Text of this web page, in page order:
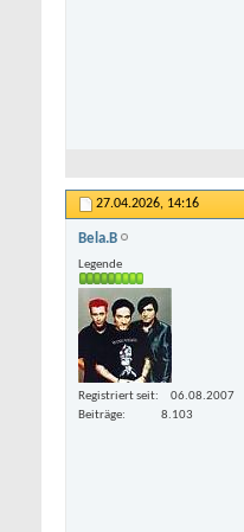
27.04.2026, 14:16
Bela.B
Legende
Registriert seit
06.08.2007
Beiträge
8.103